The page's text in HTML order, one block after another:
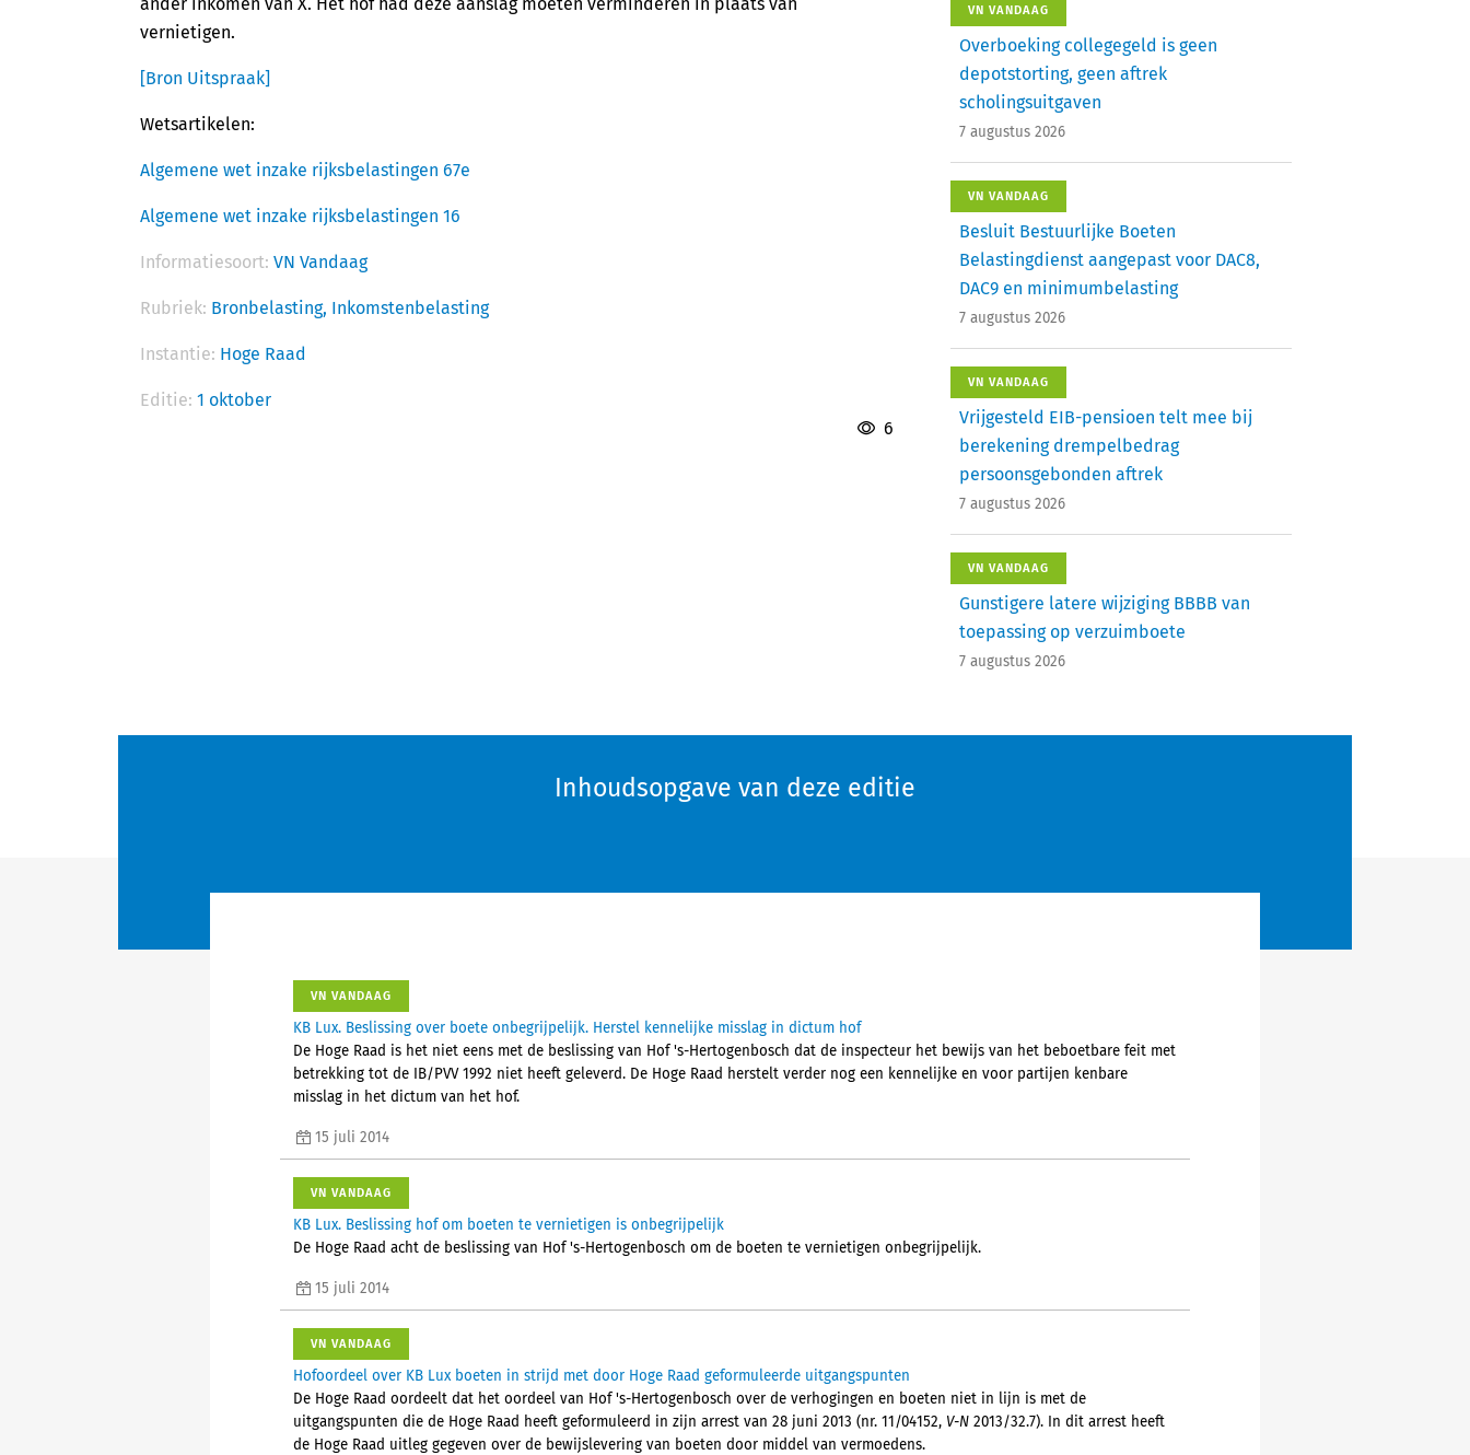
vernietigen.
[Bron Uitspraak]
Wetsartikelen:
Algemene wet inzake rijksbelastingen 67e
Algemene wet inzake rijksbelastingen 16
Informatiesoort: VN Vandaag
Rubriek: Bronbelasting, Inkomstenbelasting
Instantie: Hoge Raad
Editie: 1 oktober
6
VN VANDAAG
Overboeking collegegeld is geen
depotstorting, geen aftrek
scholingsuitgaven
7 augustus 2026
VN VANDAAG
Besluit Bestuurlijke Boeten
Belastingdienst aangepast voor DAC8,
DAC9 en minimumbelasting
7 augustus 2026
VN VANDAAG
Vrijgesteld EIB-pensioen telt mee bij
berekening drempelbedrag
persoonsgebonden aftrek
7 augustus 2026
VN VANDAAG
Gunstigere latere wijziging BBBB van
toepassing op verzuimboete
7 augustus 2026
Inhoudsopgave van deze editie
VN VANDAAG
KB Lux. Beslissing over boete onbegrijpelijk. Herstel kennelijke misslag in dictum hof
De Hoge Raad is het niet eens met de beslissing van Hof 's-Hertogenbosch dat de inspecteur het bewijs van het beboetbare feit met
betrekking tot de IB/PVV 1992 niet heeft geleverd. De Hoge Raad herstelt verder nog een kennelijke en voor partijen kenbare
misslag in het dictum van het hof.
15 juli 2014
VN VANDAAG
KB Lux. Beslissing hof om boeten te vernietigen is onbegrijpelijk
De Hoge Raad acht de beslissing van Hof 's-Hertogenbosch om de boeten te vernietigen onbegrijpelijk.
15 juli 2014
VN VANDAAG
Hofoordeel over KB Lux boeten in strijd met door Hoge Raad geformuleerde uitgangspunten
De Hoge Raad oordeelt dat het oordeel van Hof 's-Hertogenbosch over de verhogingen en boeten niet in lijn is met de
uitgangspunten die de Hoge Raad heeft geformuleerd in zijn arrest van 28 juni 2013 (nr. 11/04152, V-N 2013/32.7). In dit arrest heeft
de Hoge Raad uitleg gegeven over de bewijslevering van boeten door middel van vermoedens.